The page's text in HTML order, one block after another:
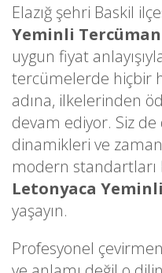
Elazığ şehri Baskil
Yeminli Tercüman
uygun fiyat
tercümelerde hiçbir
adına, ilkelerinden
devam ediyor. Siz
dinamikleri ve
modern standartları
Letonyaca
yaşayın.
Profesyonel